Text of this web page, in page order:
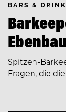
BARS &
Spitzen-
Fragen, die